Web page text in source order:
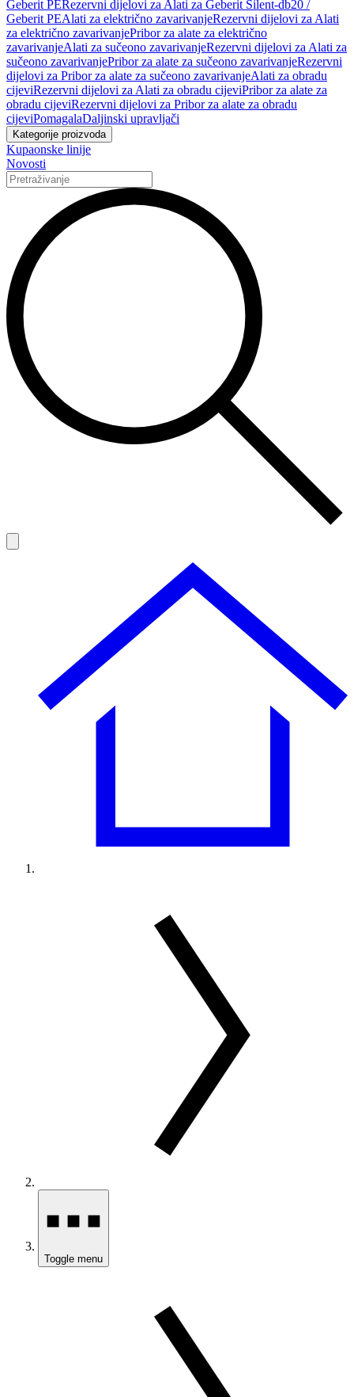
Geberit PERezervni dijelovi za Alati za Geberit Silent-db20 /
Geberit PEAlati za električno zavarivanjeRezervni dijelovi za Alati
za električno zavarivanjePribor za alate za električno
zavarivanjeAlati za sučeono zavarivanjeRezervni dijelovi za Alati za
sučeono zavarivanjePribor za alate za sučeono zavarivanjeRezervni
dijelovi za Pribor za alate za sučeono zavarivanjeAlati za obradu
cijeviRezervni dijelovi za Alati za obradu cijeviPribor za alate za
obradu cijeviRezervni dijelovi za Pribor za alate za obradu
cijeviPomagalaDaljinski upravljači
Kategorije proizvoda
Kupaonske linije
Novosti
Toggle menu